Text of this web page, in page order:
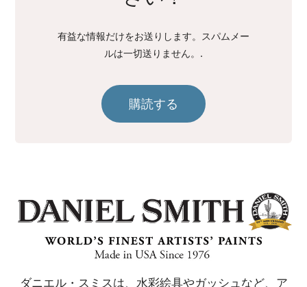
有益な情報だけをお送りします。スパムメー
ルは一切送りません。.
購読する
ダニエル・スミスは、水彩絵具やガッシュなど、ア